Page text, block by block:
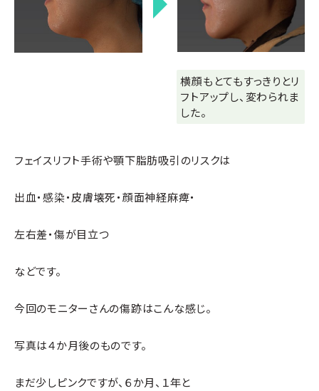
横顔もとてもすっきりとリ
フトアップし、変わられま
した。
フェイスリフト手術や顎下脂肪吸引のリスクは
出血・感染・皮膚壊死・顔面神経麻痺・
左右差・傷が目立つ
などです。
今回のモニターさんの傷跡はこんな感じ。
写真は４か月後のものです。
まだ少しピンクですが、６か月、１年と